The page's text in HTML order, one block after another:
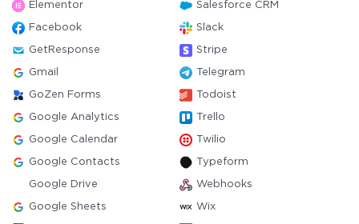
Elementor Salesforce CRM
Facebook Slack
GetResponse Stripe
Gmail Telegram
GoZen Forms Todoist
Google Analytics Trello
Google Calendar Twilio
Google Contacts Typeform
Google Drive Webhooks
Google Sheets Wix